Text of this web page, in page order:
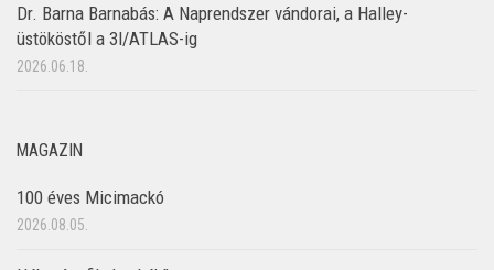
Dr. Barna Barnabás: A Naprendszer vándorai, a Halley-
üstököstől a 3I/ATLAS-ig
2026.06.18.
MAGAZIN
100 éves Micimackó
2026.08.05.